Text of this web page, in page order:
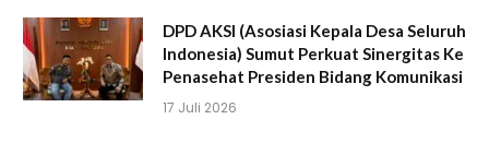
DPD AKSI (Asosiasi Kepala Desa Seluruh
Indonesia) Sumut Perkuat Sinergitas Ke
Penasehat Presiden Bidang Komunikasi
17 Juli 2026